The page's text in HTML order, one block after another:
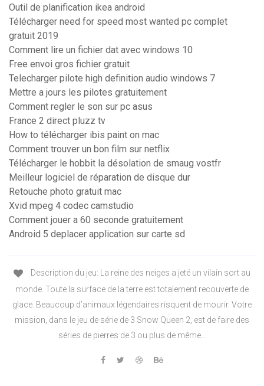
Outil de planification ikea android
Télécharger need for speed most wanted pc complet
gratuit 2019
Comment lire un fichier dat avec windows 10
Free envoi gros fichier gratuit
Telecharger pilote high definition audio windows 7
Mettre a jours les pilotes gratuitement
Comment regler le son sur pc asus
France 2 direct pluzz tv
How to télécharger ibis paint on mac
Comment trouver un bon film sur netflix
Télécharger le hobbit la désolation de smaug vostfr
Meilleur logiciel de réparation de disque dur
Retouche photo gratuit mac
Xvid mpeg 4 codec camstudio
Comment jouer a 60 seconde gratuitement
Android 5 deplacer application sur carte sd
Description du jeu: La reine des neiges a jeté un vilain sort au
monde. Toute la surface de la terre est totalement recouverte de
glace. Beaucoup d’animaux légendaires risquent de mourir. Votre
mission, dans le jeu de série de 3 Snow Queen 2, est de faire des
séries de pierres de 3 ou plus de même...